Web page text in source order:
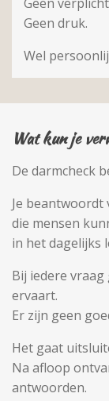
Geen druk.
Wel
Wat kun je
De darmcheck
Je
die mensen
in het dagelijks
Bij iedere
ervaart.
Er zijn geen
Het gaat
Na afloop
antwoorden.